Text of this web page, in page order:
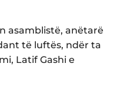
asamblistë, anëtarë
të luftës, ndër ta
Latif Gashi e